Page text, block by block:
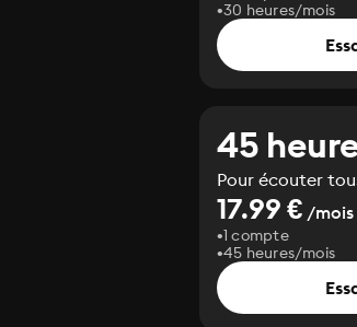
30 heures/mois
45
Pour écouter
17.99 € /mois
1 compte
45 heures/mois